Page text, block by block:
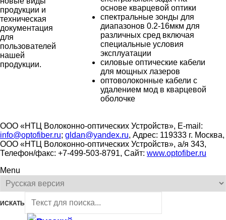
основе кварцевой оптики
спектральные зонды для
диапазонов 0.2-16мкм для
различных сред включая
специальные условия
эксплуатации
силовые оптические кабели
для мощных лазеров
оптоволоконные кабели с
удалением мод в кварцевой
оболочке
продукции и
техническая
документация
для
пользователей
нашей
продукции.
ООО «НТЦ Волоконно-оптических Устройств», E-mail:
info@optofiber.ru; gldan@yandex.ru, Адрес: 119333 г. Москва,
ООО «НТЦ Волоконно-оптических Устройств», а/я 343,
Телефон/факс: +7-499-503-8791, Сайт: www.optofiber.ru
Menu
ИСКАТЬ